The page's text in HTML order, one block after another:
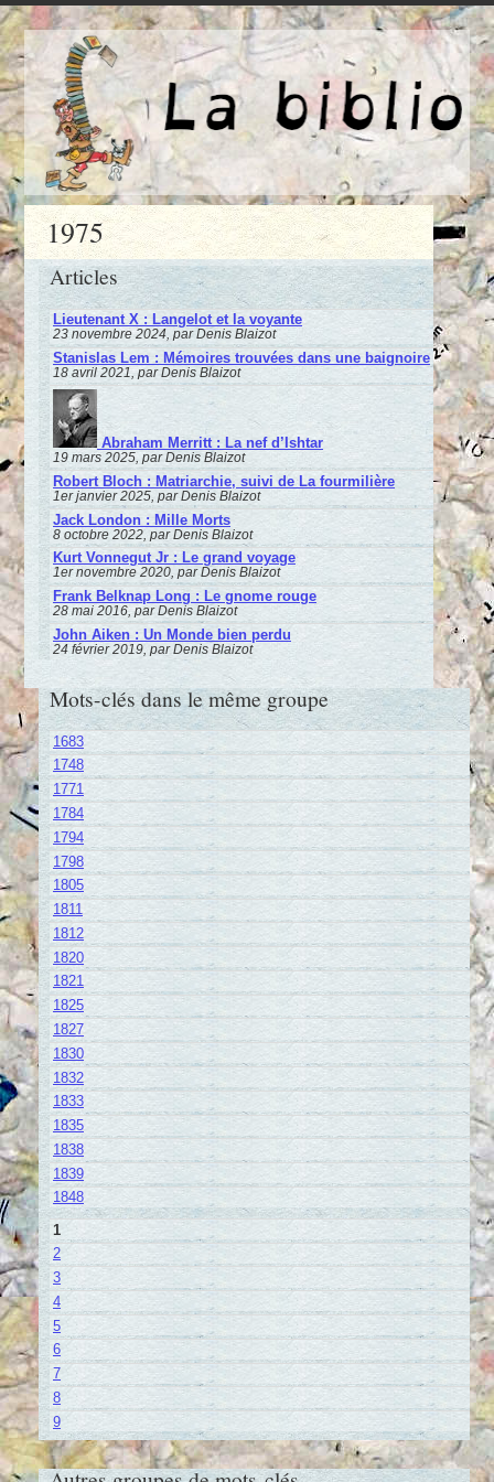
1975
Articles
Lieutenant X : Langelot et la voyante
23 novembre 2024, par Denis Blaizot
Stanislas Lem : Mémoires trouvées dans une baignoire
18 avril 2021, par Denis Blaizot
Abraham Merritt : La nef d’Ishtar
19 mars 2025, par Denis Blaizot
Robert Bloch : Matriarchie, suivi de La fourmilière
1er janvier 2025, par Denis Blaizot
Jack London : Mille Morts
8 octobre 2022, par Denis Blaizot
Kurt Vonnegut Jr : Le grand voyage
1er novembre 2020, par Denis Blaizot
Frank Belknap Long : Le gnome rouge
28 mai 2016, par Denis Blaizot
John Aiken : Un Monde bien perdu
24 février 2019, par Denis Blaizot
Mots-clés dans le même groupe
1683
1748
1771
1784
1794
1798
1805
1811
1812
1820
1821
1825
1827
1830
1832
1833
1835
1838
1839
1848
1
2
3
4
5
6
7
8
9